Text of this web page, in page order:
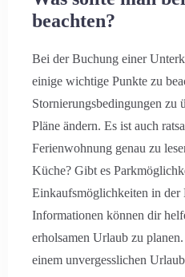
beachten?
Bei der Buchung einer
einige wichtige Punkte zu
Stornierungsbedingungen zu
Pläne ändern. Es ist auch
Ferienwohnung genau zu
Küche? Gibt es
Einkaufsmöglichkeiten in der
Informationen können dir
erholsamen Urlaub zu
einem unvergesslichen